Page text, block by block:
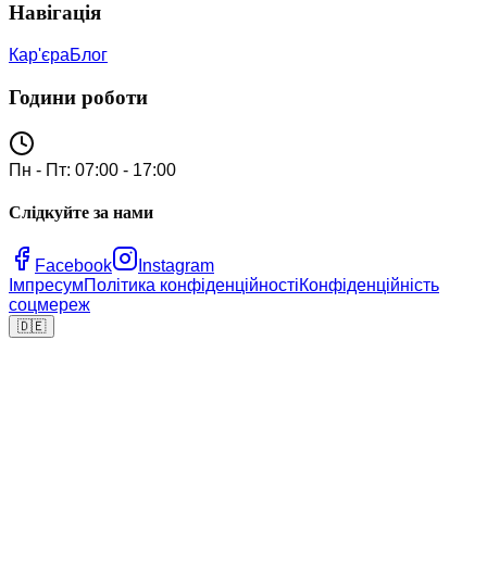
Навігація
Кар'єраБлог
Години роботи
Пн - Пт: 07:00 - 17:00
Слідкуйте за нами
Facebook
Instagram
ІмпресумПолітика конфіденційностіКонфіденційність
соцмереж
🇩🇪